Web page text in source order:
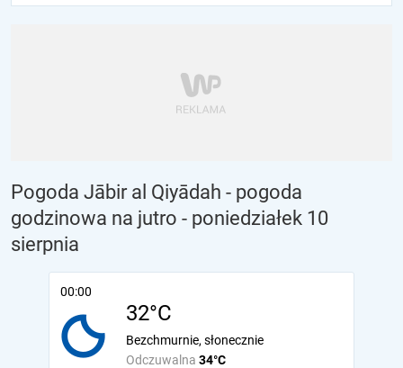
Pogoda Jābir al Qiyādah - pogoda
godzinowa na jutro - poniedziałek 10
sierpnia
00:00
32°C
Odczuwalna 34°C
Bezchmurnie, słonecznie